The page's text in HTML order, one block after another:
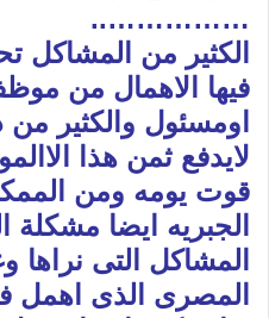
……………..
الكثير من
فيها الاهمال من
اومسئول والكثير من
لايدفع ثمن هذا
قوت يومه ومن
الجبريه ايضا مشكلة
المشاكل التى نراها
المصرى الذى اهمل